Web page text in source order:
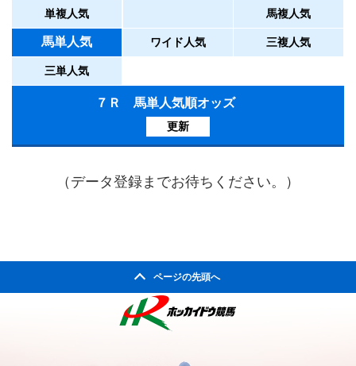
単複人気 馬複人気
馬単人気 ワイド人気 三複人気
三単人気
７Ｒ 馬単人気順オッズ
更新
（データ登録までお待ちください。）
ページの先頭へ